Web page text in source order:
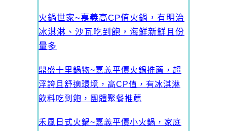
火鍋世家~嘉義高CP值火鍋，有明治
冰淇淋、沙瓦吃到飽，海鮮新鮮且份
量多
鼎盛十里鍋物~嘉義平價火鍋推薦，超
浮誇且舒適環境，高CP值，有冰淇淋
飲料吃到飽，團體聚餐推薦
禾風日式火鍋~嘉義平價小火鍋，家庭